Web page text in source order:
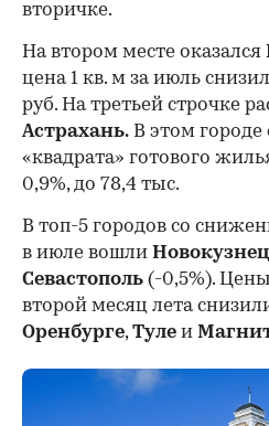
вторичке.
На втором месте оказался
цена 1 кв. м за июль
руб. На третьей строчке
Астрахань. В этом городе
«квадрата» готового
0,9%, до 78,4 тыс.
В топ-5 городов со
в июле вошли
Севастополь (-0,5%).
второй месяц лета
Оренбурге,Туле и